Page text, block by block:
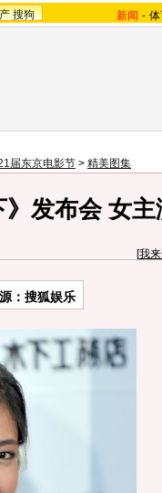
搜狗 新闻 -
届东京电影节 > 精美图集
发布会 女
[我
：搜狐娱乐